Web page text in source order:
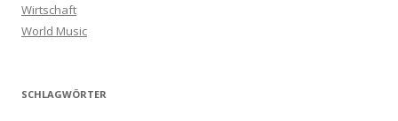
Wirtschaft
World Music
SCHLAGWÖRTER